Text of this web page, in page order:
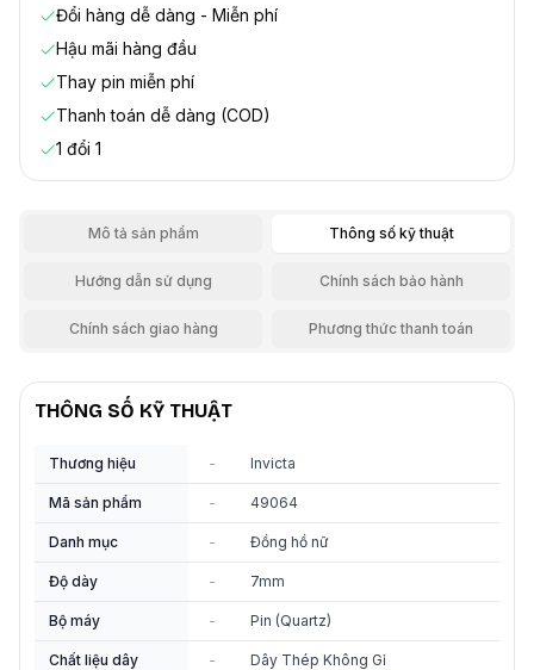
Đổi hàng dễ dàng - Miễn phí
Hậu mãi hàng đầu
Thay pin miễn phí
Thanh toán dễ dàng (COD)
1 đổi 1
Mô tả sản phẩm Thông số kỹ thuật
Hướng dẫn sử dụng Chính sách bảo hành
Chính sách giao hàng Phương thức thanh toán
THÔNG SỐ KỸ THUẬT
Thương hiệu - Invicta
Mã sản phẩm - 49064
Danh mục - Đồng hồ nữ
Độ dày - 7mm
Bộ máy - Pin (Quartz)
Chất liệu dây - Dây Thép Không Gỉ